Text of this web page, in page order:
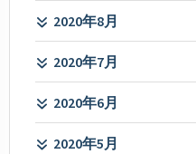
2020年8月
2020年7月
2020年6月
2020年5月